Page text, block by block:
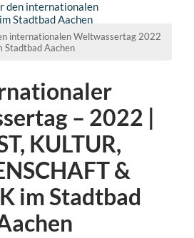
internationalen Weltwassertag 2022
Stadtbad Aachen
– 2022 |
KULTUR,
&
im Stadtbad